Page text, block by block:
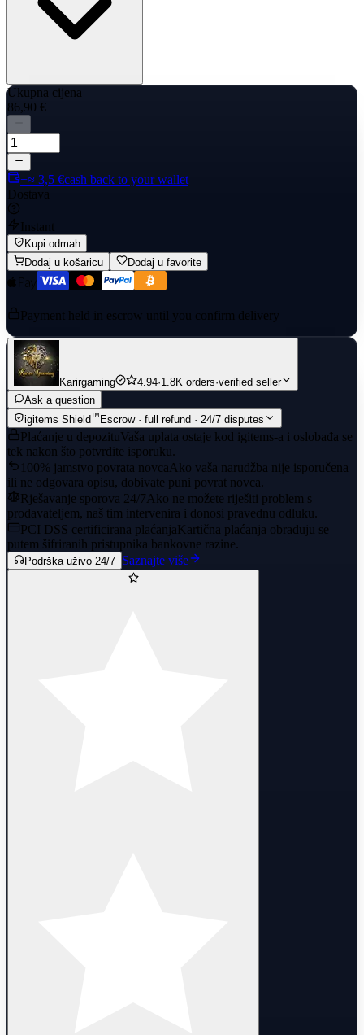
Ukupna cijena
86,90 €
+≈ 3,5 €cash back to your wallet
Dostava
Instant
Kupi odmah
Dodaj u košaricu
Dodaj u favorite
Payment held in escrow until you confirm delivery
Karirgaming 4.94·1.8K orders·verified seller
Ask a question
igitems Shield™ Escrow · full refund · 24/7 disputes
Plaćanje u depozituVaša uplata ostaje kod igitems-a i oslobađa se
tek nakon što potvrdite isporuku.
100% jamstvo povrata novcaAko vaša narudžba nije isporučena
ili ne odgovara opisu, dobivate puni povrat novca.
Rješavanje sporova 24/7Ako ne možete riješiti problem s
prodavateljem, naš tim intervenira i donosi pravednu odluku.
PCI DSS certificirana plaćanjaKartična plaćanja obrađuju se
putem šifriranih pristupnika bankovne razine.
Podrška uživo 24/7 Saznajte više